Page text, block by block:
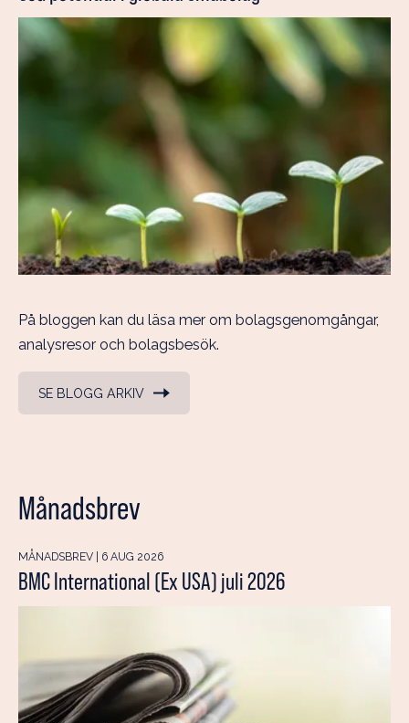
På bloggen kan du läsa mer om bolagsgenomgångar,
analysresor och bolagsbesök.
SE BLOGG ARKIV
Månadsbrev
MÅNADSBREV | 6 AUG 2026
BMC International (Ex USA) juli 2026